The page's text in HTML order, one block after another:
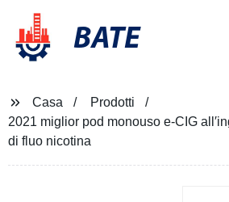
BATE
Casa
Prodotti
2021 miglior pod monouso e-CIG
di fluo nicotina